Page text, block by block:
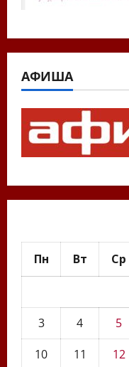
АФИША
Пн Вт Ср
3
4 5
10
11 12